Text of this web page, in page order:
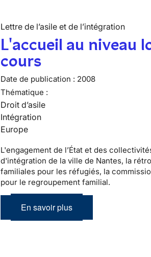
Lettre de l’asile et de l’intégration
L'accueil au niveau
cours
Date de publication : 2008
Thématique :
Droit d’asile
Intégration
Europe
L'engagement de l’État et des
d'intégration de la ville de Nantes, la
familiales pour les réfugiés, la
pour le regroupement familial.
En savoir plus